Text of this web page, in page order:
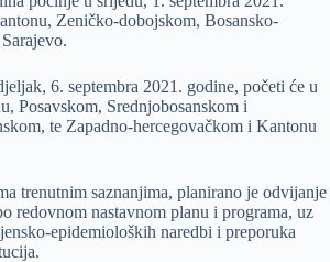
Zeničko-dobojskom, Bosansko-
6. septembra 2021. godine, početi će u
Posavskom, Srednjobosanskom i
te Zapadno-hercegovačkom i Kantonu
trenutnim saznanjima, planirano je odvijanje
redovnom nastavnom planu i programa, uz
epidemioloških naredbi i preporuka